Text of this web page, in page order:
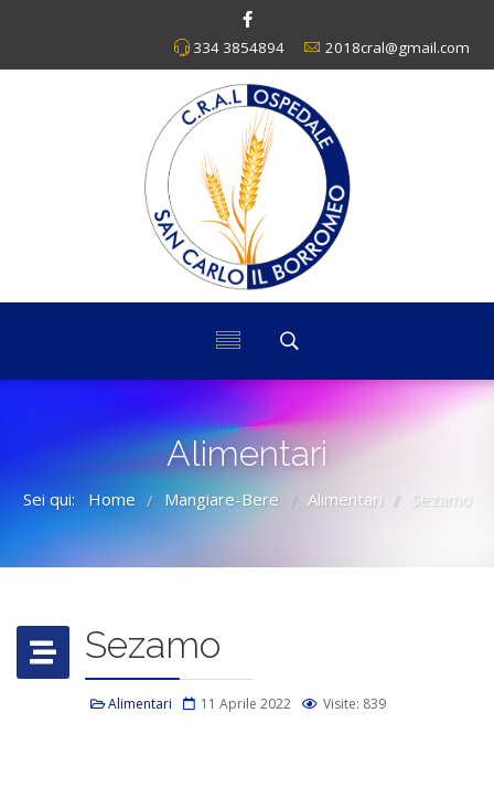
334 3854894 2018cral@gmail.com
Alimentari
Sei qui: Home / Mangiare-Bere / Alimentari / Sezamo
Sezamo
Alimentari 11 Aprile 2022 Visite: 839